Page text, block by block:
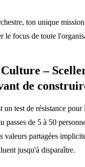
ton unique
le focus de toute
–
de
un test de résistance pour
passes de 5 à 50
valeurs partagées
jusqu'à disparaître.